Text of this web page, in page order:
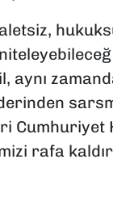
aynı
Cumhuriyet
rafa